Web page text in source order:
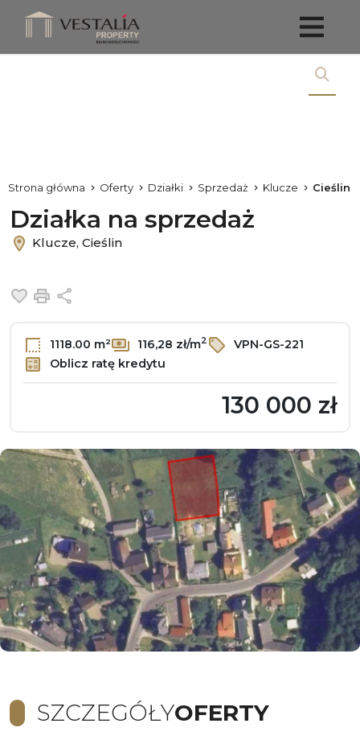
Strona główna Oferty Działki Sprzedaż Klucze Cieślin
Działka na sprzedaż
Klucze, Cieślin
Dodaj do ulubionych
Drukuj
1118.00 m² 116,28 zł/m2
VPN-GS-221
Oblicz ratę kredytu
130 000 zł
SZCZEGÓŁYOFERTY